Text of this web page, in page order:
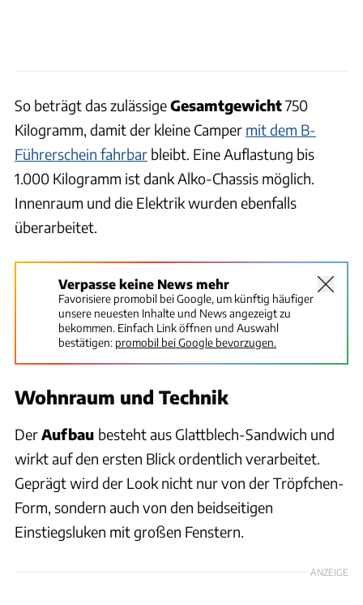
So beträgt das zulässigeGesamtgewicht750
Kilogramm, damit der kleine Camper mit dem B-
Führerschein fahrbar bleibt. Eine Auflastung bis
1.000 Kilogramm ist dank Alko-Chassis möglich.
Innenraum und die Elektrik wurden ebenfalls
überarbeitet.
Verpasse keine News mehr
Favorisiere promobil bei Google, um künftig häufiger
unsere neuesten Inhalte und News angezeigt zu
bekommen. Einfach Link öffnen und Auswahl
bestätigen: promobil bei Google bevorzugen.
Wohnraum und Technik
DerAufbau besteht aus Glattblech-Sandwich und
wirkt auf den ersten Blick ordentlich verarbeitet.
Geprägt wird der Look nicht nur von der Tröpfchen-
Form, sondern auch von den beidseitigen
Einstiegsluken mit großen Fenstern.
ANZEIGE